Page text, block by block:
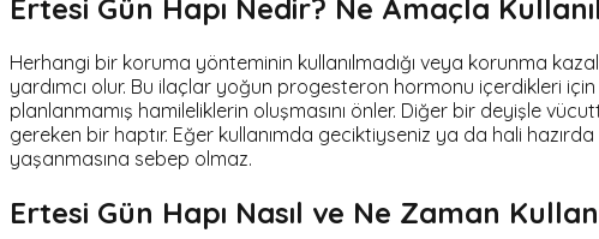
Ertesi Gün Hapı Nedir? Ne Amaçla
Herhangi bir koruma yönteminin kullanılmadığı veya korunma
yardımcı olur. Bu ilaçlar yoğun progesteron hormonu içerdikleri
planlanmamış hamileliklerin oluşmasını önler. Diğer bir deyişle
gereken bir haptır. Eğer kullanımda geciktiyseniz ya da hali
yaşanmasına sebep olmaz.
Ertesi Gün Hapı Nasıl ve Ne Zaman